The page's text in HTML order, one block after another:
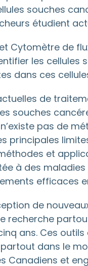
souches
étudient
Cytomètre de
les cellules
dans ces
de
souches
pas de
principales
et
à des
efficaces
de
recherche
ans. Ces
dans le
Canadiens et